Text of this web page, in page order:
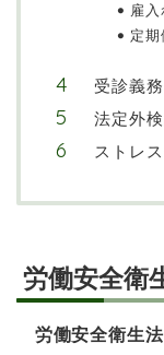
雇
定
受診義務
法定外
ストレ
労働安全衛
労働安全衛生法